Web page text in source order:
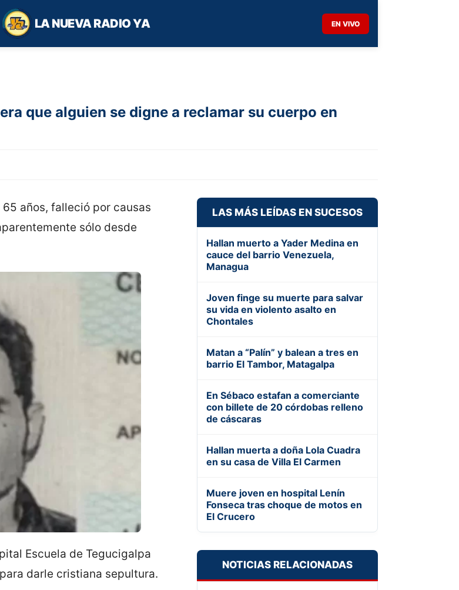
LA NUEVA RADIO YA EN VIVO
que alguien se digne a reclamar su cuerpo en
años, falleció por causas
sólo desde
Escuela de Tegucigalpa
darle cristiana sepultura.
LAS MÁS LEÍDAS EN SUCESOS
Hallan muerto a Yader Medina en
cauce del barrio Venezuela,
Managua
Joven finge su muerte para salvar
su vida en violento asalto en
Chontales
Matan a “Palín” y balean a tres en
barrio El Tambor, Matagalpa
En Sébaco estafan a comerciante
con billete de 20 córdobas relleno
de cáscaras
Hallan muerta a doña Lola Cuadra
en su casa de Villa El Carmen
Muere joven en hospital Lenín
Fonseca tras choque de motos en
El Crucero
NOTICIAS RELACIONADAS